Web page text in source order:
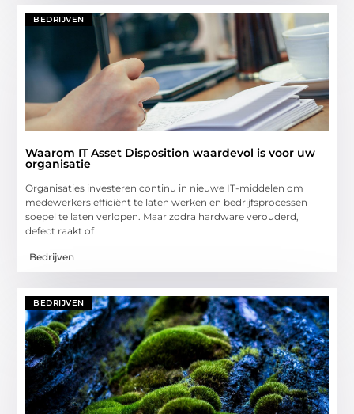
BEDRIJVEN
Waarom IT Asset Disposition waardevol is voor uw
organisatie
Organisaties investeren continu in nieuwe IT-middelen om
medewerkers efficiënt te laten werken en bedrijfsprocessen
soepel te laten verlopen. Maar zodra hardware verouderd,
defect raakt of
Bedrijven
BEDRIJVEN